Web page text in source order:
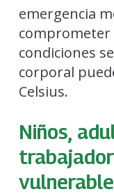
emergencia
comprometer
condiciones
corporal
Celsius.
Niños,